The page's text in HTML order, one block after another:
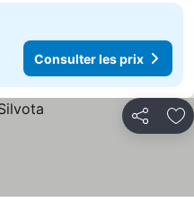
Consulter les prix
Partager